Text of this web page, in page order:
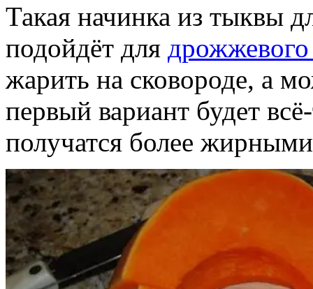
Такая начинка из тыквы
подойдёт для дрожжевого
жарить на сковороде, а
первый вариант будет
получатся более